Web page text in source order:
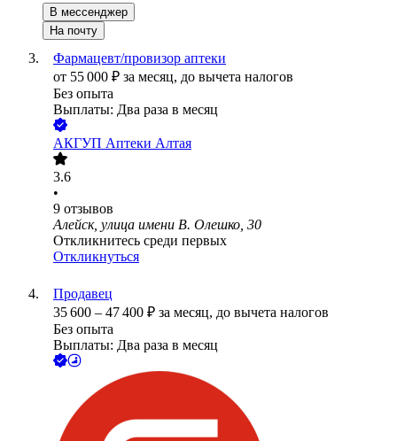
В мессенджер
На почту
Фармацевт/провизор аптеки
от 55 000 ₽ за месяц, до вычета налогов
Без опыта
Выплаты: Два раза в месяц
АКГУП Аптеки Алтая
3.6
•
9 отзывов
Алейск, улица имени В. Олешко, 30
Откликнитесь среди первых
Откликнуться
Продавец
35 600 – 47 400 ₽ за месяц, до вычета налогов
Без опыта
Выплаты: Два раза в месяц